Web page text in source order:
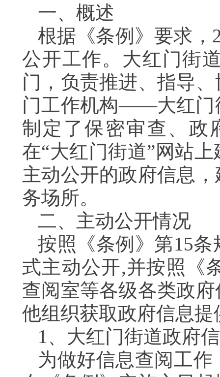
一、概述
根据《条例》要求，
公开工作。大红门街
门，负责推进、指导
门工作机构——大红门
制定了保密审查、政
在“大红门街道”网站
主动公开的政府信息
务场所。
二、主动公开情况
按照《条例》第15
式主动公开,并按照《
查阅室等各级各类政
他组织获取政府信息提
1、大红门街道政府
为做好信息查阅工